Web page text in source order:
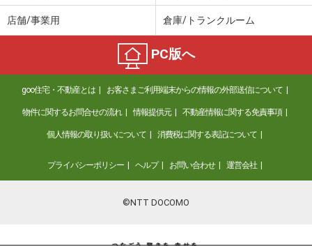
店舗/事業用 倉庫/トランクルーム
PC版へ
goo住宅・不動産とは お客さまご利用端末からの情報の外部送信について
物件に関するお問合せの流れ 情報提供元 不動産情報に関する免責事項
個人情報の取り扱いについて 消費税に関する表記について
プライバシーポリシー ヘルプ お問い合わせ 運営会社
©NTT DOCOMO